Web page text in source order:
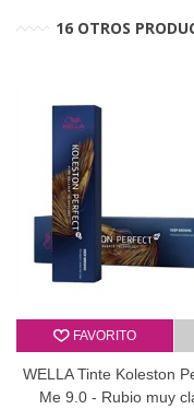
16 OTROS
FAVORITO
WELLA Tinte Koleston
Me 9.0 - Rubio muy